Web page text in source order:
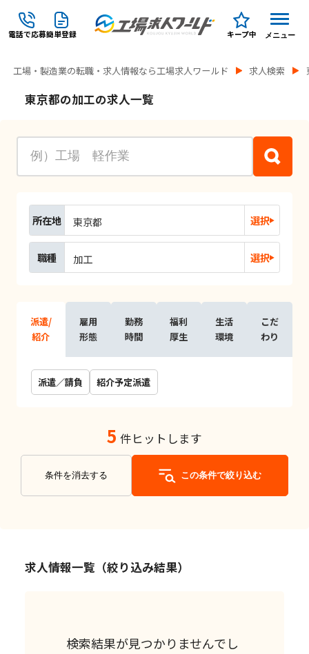
電話で応募簡単登録 キープ中 メニュー
工場・製造業の転職・求人情報なら工場求人ワールド 求人検索
東京都の加工の求人一覧
所在地 東京都 選択
職種 加工 選択
派遣/
紹介
雇用
形態
勤務
時間
福利
厚生
生活
環境
こだ
わり
派遣／請負 紹介予定派遣
5 件ヒットします
条件を消去する この条件で絞り込む
求人情報一覧（絞り込み結果）
検索結果が見つかりませんでし